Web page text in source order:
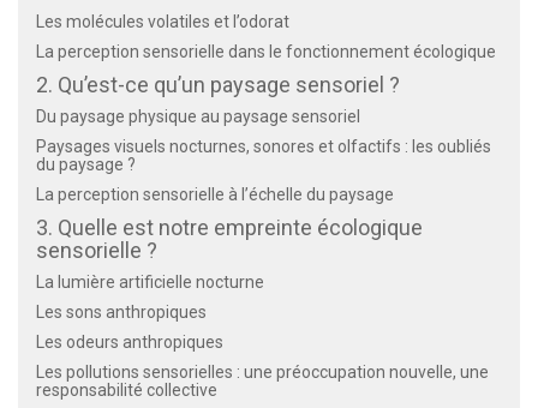
Les molécules volatiles et l’odorat
La perception sensorielle dans le fonctionnement écologique
2. Qu’est-ce qu’un paysage sensoriel ?
Du paysage physique au paysage sensoriel
Paysages visuels nocturnes, sonores et olfactifs : les oubliés
du paysage ?
La perception sensorielle à l’échelle du paysage
3. Quelle est notre empreinte écologique
sensorielle ?
La lumière artificielle nocturne
Les sons anthropiques
Les odeurs anthropiques
Les pollutions sensorielles : une préoccupation nouvelle, une
responsabilité collective